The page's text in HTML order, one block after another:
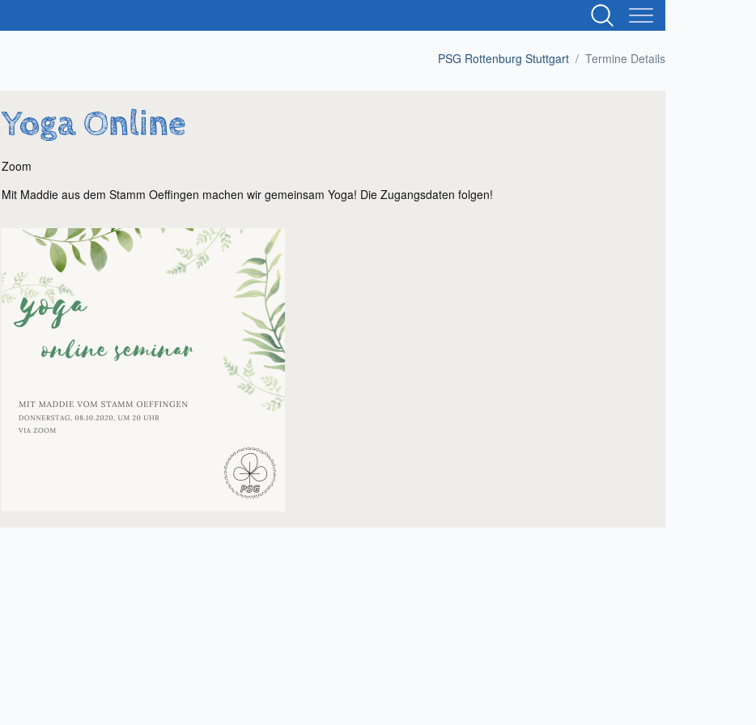
Suchbegriffe
PSG Rottenburg Stuttgart Termine Details
Yoga Online
Zoom
Mit Maddie aus dem Stamm Oeffingen machen wir gemeinsam Yoga! Die Zugangsdaten folgen!